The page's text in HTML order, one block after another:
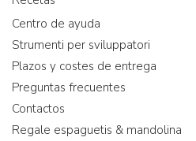
Centro de ayuda
Strumenti per sviluppatori
Plazos y costes de entrega
Preguntas frecuentes
Contactos
Regale espaguetis & mandolina